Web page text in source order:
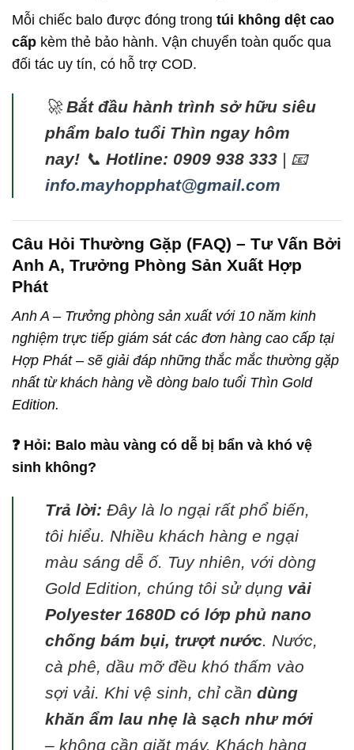
Mỗi chiếc balo được đóng trong túi không dệt cao
cấp kèm thẻ bảo hành. Vận chuyển toàn quốc qua
đối tác uy tín, có hỗ trợ COD.
🚀Bắt đầu hành trình sở hữu siêu
phẩm balo tuổi Thìn ngay hôm
nay!📞 Hotline: 0909 938 333| 📧
info.mayhopphat@gmail.com
Câu Hỏi Thường Gặp (FAQ) – Tư Vấn Bởi
Anh A, Trưởng Phòng Sản Xuất Hợp
Phát
Anh A – Trưởng phòng sản xuất với 10 năm kinh
nghiệm trực tiếp giám sát các đơn hàng cao cấp tại
Hợp Phát – sẽ giải đáp những thắc mắc thường gặp
nhất từ khách hàng về dòng balo tuổi Thìn Gold
Edition.
❓ Hỏi: Balo màu vàng có dễ bị bẩn và khó vệ
sinh không?
Trả lời: Đây là lo ngại rất phổ biến,
tôi hiểu. Nhiều khách hàng e ngại
màu sáng dễ ố. Tuy nhiên, với dòng
Gold Edition, chúng tôi sử dụng vải
Polyester 1680D có lớp phủ nano
chống bám bụi, trượt nước. Nước,
cà phê, dầu mỡ đều khó thấm vào
sợi vải. Khi vệ sinh, chỉ cần dùng
khăn ẩm lau nhẹ là sạch như mới
– không cần giặt máy. Khách hàng